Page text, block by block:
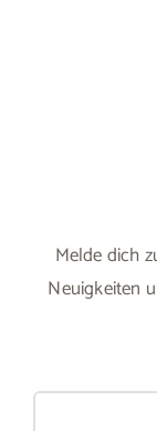
Melde dich
Neuigkeiten